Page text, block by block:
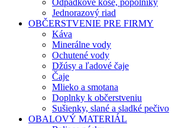
Odpadkové koše, popolníky
Jednorazový riad
OBČERSTVENIE PRE FIRMY
Káva
Minerálne vody
Ochutené vody
Džúsy a ľadové čaje
Čaje
Mlieko a smotana
Doplnky k občerstveniu
Sušienky, slané a sladké pečivo
OBALOVÝ MATERIÁL